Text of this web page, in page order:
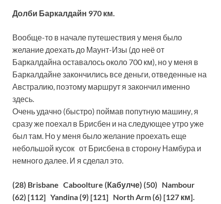
Долби Баркалдайн 970 км.
Вообще-то в начале путешествия у меня было
желание доехать до Маунт-Изы (до неё от
Баркалдайна оставалось около 700 км), но у меня в
Баркалдайне закончились все деньги, отведенные на
Австралию, поэтому маршрут я закончил именно
здесь.
Очень удачно (быстро) поймав попутную машину, я
сразу же поехал в Брисбен и на следующее утро уже
был там. Но у меня было желание проехать еще
небольшой кусок от Брисбена в сторону Намбура и
немного далее. И я сделал это.
(28) Brisbane Caboolture (Кабулче) (50) Nambour
(62) [112] Yandina (9) [121] North Arm (6) [127 км].